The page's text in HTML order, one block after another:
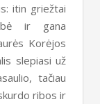
itin griežtai
ir gana
Korėjos
slepiasi už
tačiau
ribos ir